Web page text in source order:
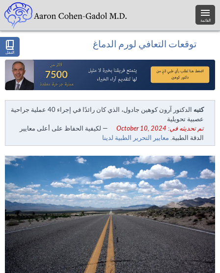
القائمة
التنقل
توقعات التعافي لورم الدماغ
كتبه
الدكتور آرون كوهين جادول، الذي كان رائدًا في إجراء 40 عملية جراحية
عصبية تحويلية
تم تحديثه في: October 10, 2024
— لكيفية الحفاظ على أعلى معايير
الدقة الطبية. معايير التحرير الطبية لدينا